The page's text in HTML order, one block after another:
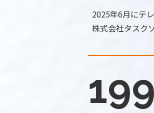
2025年6月にテ
株式会社タスク